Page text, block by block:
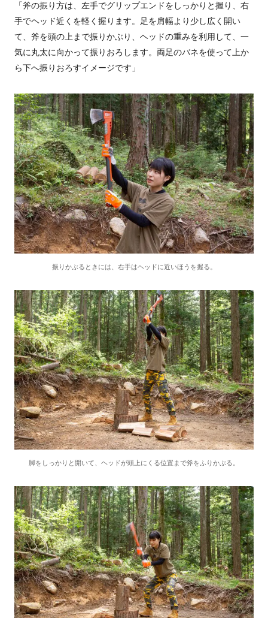
「斧の振り方は、左手でグリップエンドをしっかりと握り、右
手でヘッド近くを軽く握ります。足を肩幅より少し広く開い
て、斧を頭の上まで振りかぶり、ヘッドの重みを利用して、一
気に丸太に向かって振りおろします。両足のバネを使って上か
ら下へ振りおろすイメージです」
振りかぶるときには、右手はヘッドに近いほうを握る。
脚をしっかりと開いて、ヘッドが頭上にくる位置まで斧をふりかぶる。